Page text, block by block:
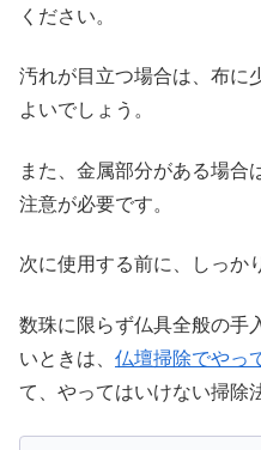
ください。
汚れが目立つ場合は、布に
よいでしょう。
また、金属部分がある場合
注意が必要です。
次に使用する前に、しっか
数珠に限らず仏具全般の手
いときは、 仏壇掃除でやっ
て、やってはいけない掃除